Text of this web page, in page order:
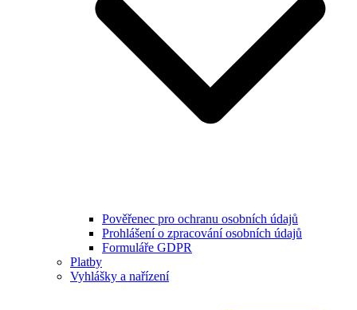
Pověřenec pro ochranu osobních údajů
Prohlášení o zpracování osobních údajů
Formuláře GDPR
Platby
Vyhlášky a nařízení